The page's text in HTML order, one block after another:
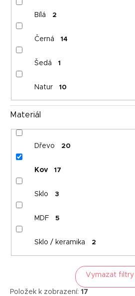
Bílá 2
Černá 14
Šedá 1
Natur 10
Materiál
Dřevo 20
Kov 17
Sklo 3
MDF 5
Sklo / keramika 2
Vymazat filtry
Položek k zobrazení: 17